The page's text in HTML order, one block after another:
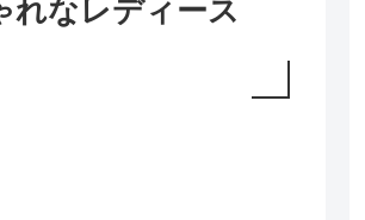
れなレディース